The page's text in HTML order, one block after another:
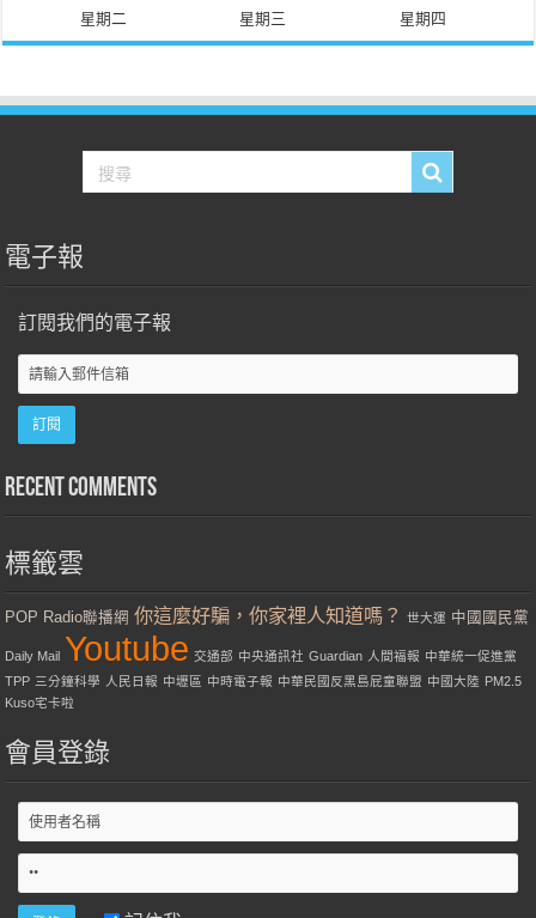
星期二 星期三 星期四
電子報
訂閱我們的電子報
Recent Comments
標籤雲
POP Radio聯播網 你這麼好騙，你家裡人知道嗎？ 世大運 中國國民黨
Daily Mail Youtube 交通部 中央通訊社 Guardian 人間福報 中華統一促進黨
TPP 三分鐘科學 人民日報 中壢區 中時電子報 中華民國反黑島屁童聯盟 中國大陸 PM2.5
Kuso宅卡啦
會員登錄